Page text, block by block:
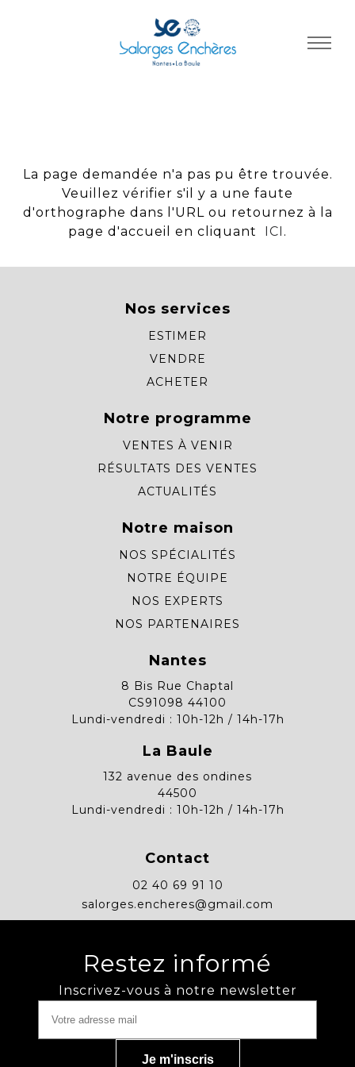
La page demandée n'a pas pu être trouvée.
Veuillez vérifier s'il y a une faute
d'orthographe dans l'URL ou retournez à la
page d'accueil en cliquant
ICI .
Nos services
ESTIMER
VENDRE
ACHETER
Notre programme
VENTES À VENIR
RÉSULTATS DES VENTES
ACTUALITÉS
Notre maison
NOS SPÉCIALITÉS
NOTRE ÉQUIPE
NOS EXPERTS
NOS PARTENAIRES
Nantes
8 Bis Rue Chaptal
CS91098 44100
Lundi-vendredi : 10h-12h / 14h-17h
La Baule
132 avenue des ondines
44500
Lundi-vendredi : 10h-12h / 14h-17h
Contact
02 40 69 91 10
salorges.encheres@gmail.com
Restez informé
Inscrivez-vous à notre newsletter